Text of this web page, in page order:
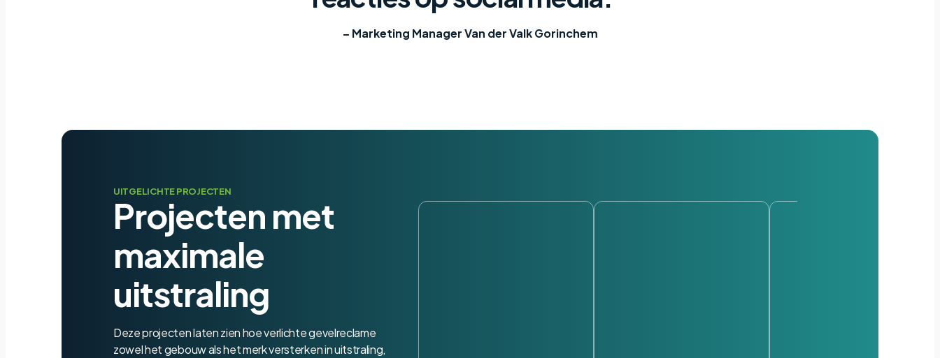
– Marketing Manager Van der Valk Gorinchem
UITGELICHTE PROJECTEN
Projecten met
maximale
uitstraling
Deze projecten laten zien hoe verlichte gevelreclame
zowel het gebouw als het merk versterken in uitstraling,